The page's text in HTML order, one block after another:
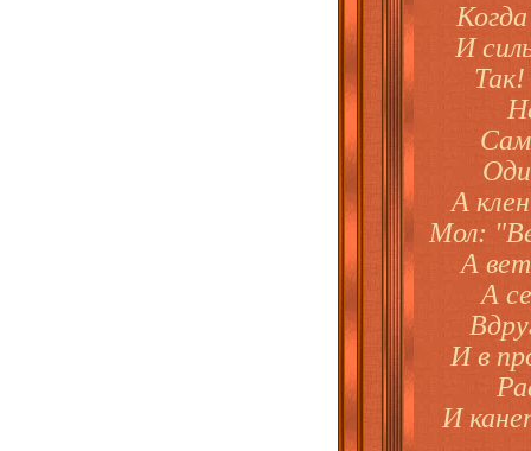
И
А
Мол:
А
А
И в
И